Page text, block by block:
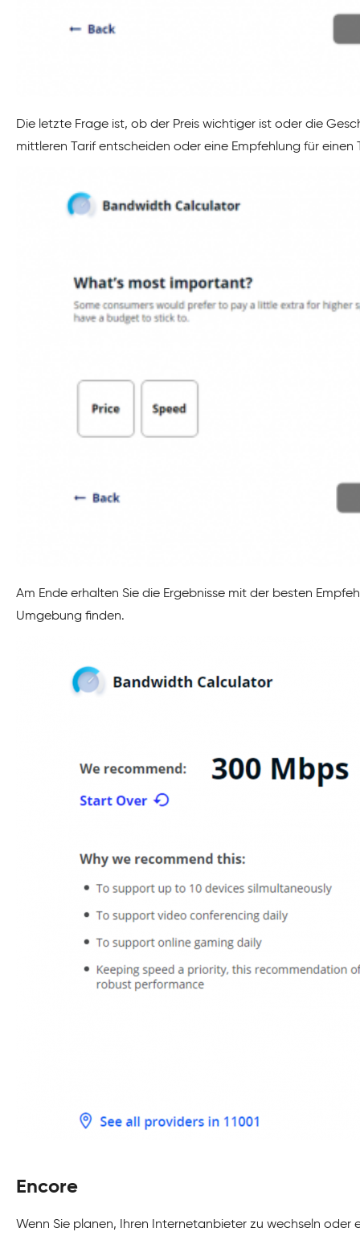
Die letzte Frage ist, ob der Preis wichtiger ist oder die
mittleren Tarif entscheiden oder eine Empfehlung für
Am Ende erhalten Sie die Ergebnisse mit der besten
Umgebung finden.
Encore
Wenn Sie planen, Ihren Internetanbieter zu wechseln oder